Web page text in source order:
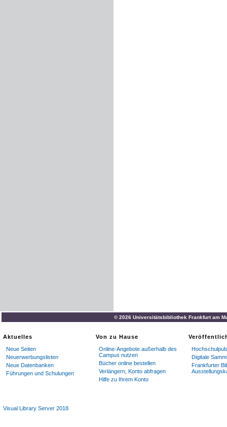
© 2026 Universitätsbibliothek Frankfurt am
Aktuelles
Neue Seiten
Neuerwerbungslisten
Neue Datenbanken
Führungen und Schulungen
Von zu Hause
Online-Angebote außerhalb des
Campus nutzen
Bücher online bestellen
Verlängern, Konto abfragen
Hilfe zu Ihrem Konto
Digitale
Frankfurter
Visual Library Server 2018